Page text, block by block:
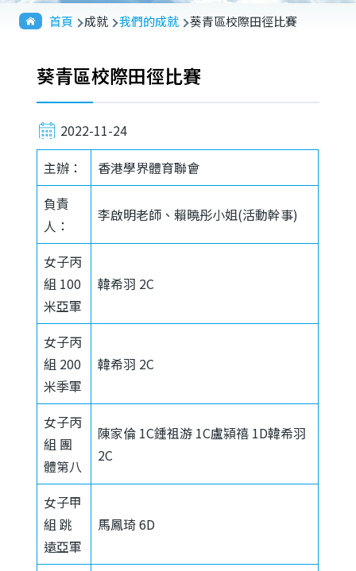
導
首頁 成就 我們的成就 葵青區校際田徑比賽
葵青區校際田徑比賽
2022-11-24
主辦：
香港學界體育聯會
負責
人：
李啟明老師、賴曉彤小姐(活動幹事)
女子丙
組 100
米亞軍
韓希羽 2C
女子丙
組 200
米季軍
韓希羽 2C
女子丙
組 團
體第八
陳家倫 1C鍾祖游 1C盧潁禧 1D韓希羽
2C
女子甲
組 跳
遠亞軍
馬鳳琦 6D